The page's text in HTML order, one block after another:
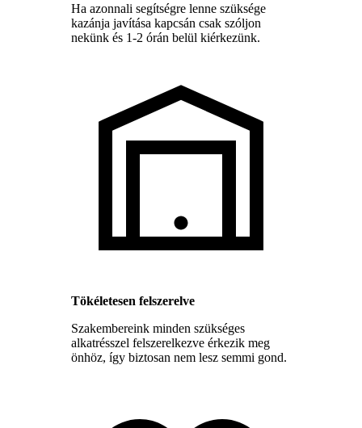
Ha azonnali segítségre lenne szüksége
kazánja javítása kapcsán csak szóljon
nekünk és 1-2 órán belül kiérkezünk.
Tökéletesen felszerelve
Szakembereink minden szükséges
alkatrésszel felszerelkezve érkezik meg
önhöz, így biztosan nem lesz semmi gond.